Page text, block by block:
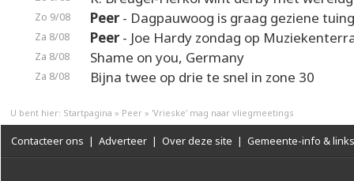
Zo 9/08 Peer- Dagpauwoog is graag geziene
Za 8/08 Peer- Joe Hardy zondag op
Za 8/08 Shame on you, Germany
Za 8/08 Bijna twee op drie te snel in zone 30
U bent hier: Startpagina » Peer » 'Vrieske' mag naar vliegmeetings
Contacteer ons | Adverteer | Over deze site | Gemeente-info & links